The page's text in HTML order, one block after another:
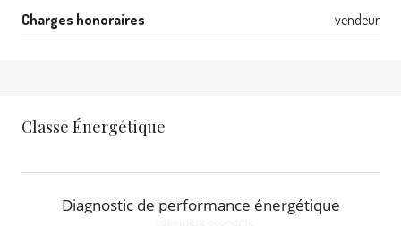
Charges honoraires vendeur
Classe Énergétique
Diagnostic de performance énergétique